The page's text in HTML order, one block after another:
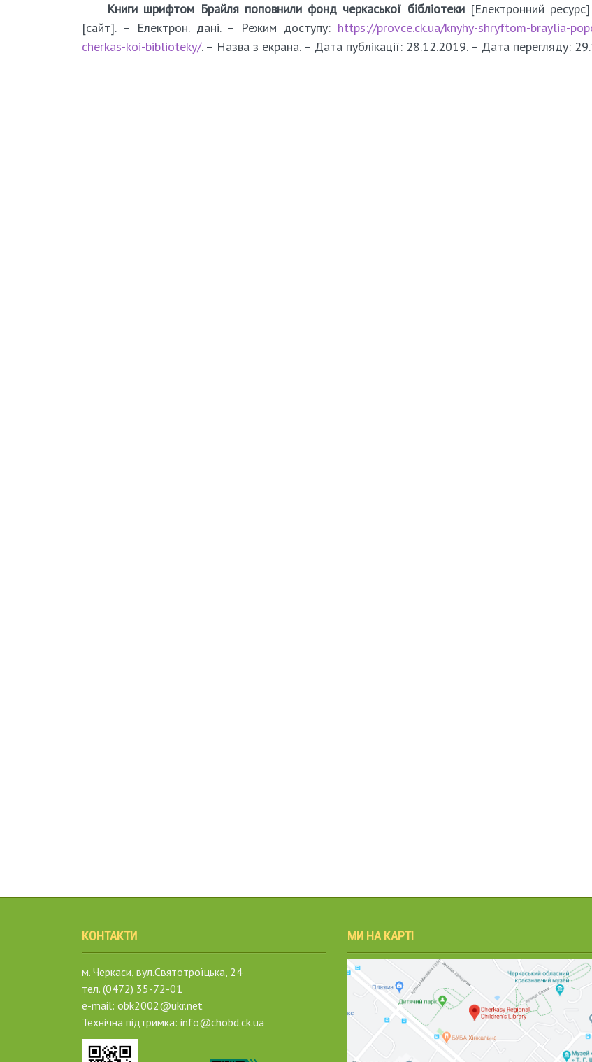
Книги шрифтом Брайля поповнили фонд черкаської бібліотеки[Електронний
[сайт]. – Електрон. дані. – Режим доступу: https://provce.ck.ua/knyhy-shryftom-braylia-
cherkas-koi-biblioteky/. – Назва з екрана. – Дата публікації: 28.12.2019. – Дата перегляду:
КОНТАКТИ
м. Черкаси, вул.Святотроїцька, 24
тел. (0472) 35-72-01
e-mail: obk2002@ukr.net
Технічна підтримка: info@chobd.ck.ua
МИ НА КАРТІ